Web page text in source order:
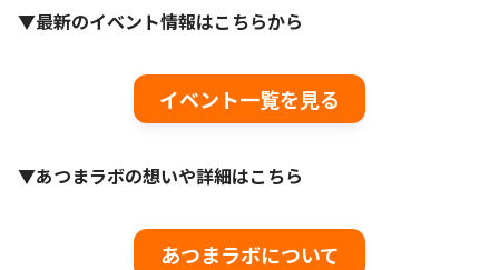
▼最新のイベント情報はこちらから
イベント一覧を見る
▼あつまラボの想いや詳細はこちら
あつまラボについて